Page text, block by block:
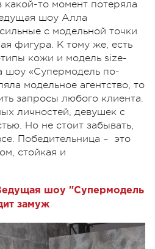
какой-то момент потеряла
шоу Алла
с модельной точки
фигура. К тому же, есть
кожи и модель size-
шоу «Супермодель по-
модельное агентство, то
запросы любого клиента.
личностей, девушек с
Но не стоит забывать,
Победительница – это
стойкая и
шоу "Супермодель
замуж